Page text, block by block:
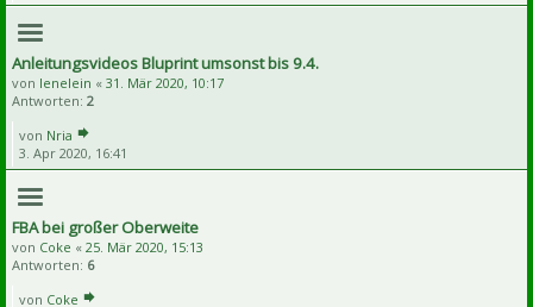
Anleitungsvideos Bluprint umsonst bis 9.4.
von lenelein « 31. Mär 2020, 10:17
Antworten: 2
von Nria
3. Apr 2020, 16:41
FBA bei großer Oberweite
von Coke « 25. Mär 2020, 15:13
Antworten: 6
von Coke